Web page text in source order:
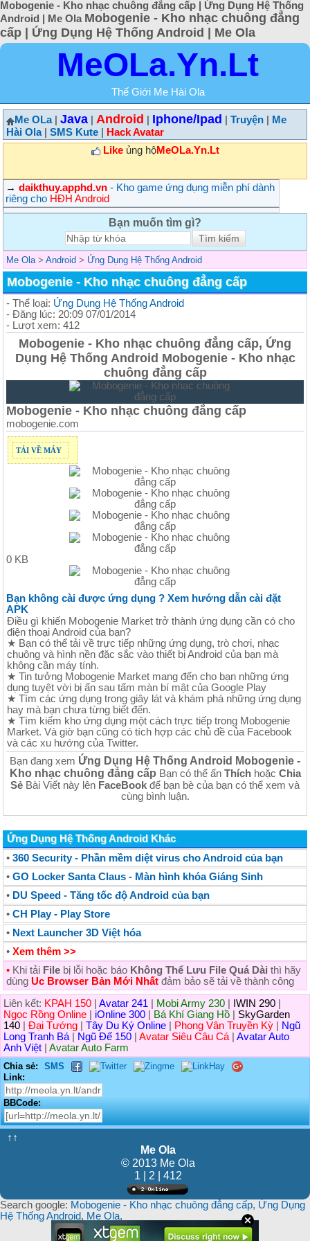
Mobogenie - Kho nhạc chuông đẳng cấp | Ứng Dụng Hệ Thống
Android | Me Ola Mobogenie - Kho nhạc chuông đẳng
cấp | Ứng Dụng Hệ Thống Android | Me Ola
MeOLa.Yn.Lt
Thế Giới Me Hài Ola
Me OLa| Java Android Iphone/Ipad Truyện
Me
Hài Ola| SMS Kute
Hack Avatar
Likeủng hộMeOLa.Yn.Lt
→ daikthuy.apphd.vn - Kho game ứng dụng miễn phí dành
riêng cho HĐH Android
Bạn muốn tìm gì?
Me Ola > Android > Ứng Dụng Hệ Thống Android
Mobogenie - Kho nhạc chuông đẳng cấp
- Thể loại: Ứng Dụng Hệ Thống Android
- Đăng lúc: 20:09 07/01/2014
- Lượt xem: 412
Mobogenie - Kho nhạc chuông đẳng cấp, Ứng
Dụng Hệ Thống Android Mobogenie - Kho nhạc
chuông đẳng cấp
Mobogenie - Kho nhạc chuông đẳng cấp
mobogenie.com
TẢI VỀ MÁY
0 KB
Bạn không cài được ứng dụng ? Xem hướng dẫn cài đặt
APK
Điều gì khiến Mobogenie Market trở thành ứng dụng cần có cho
điện thoại Android của bạn?
★ Bạn có thể tải về trực tiếp những ứng dụng, trò chơi, nhạc
chuông và hình nền đặc sắc vào thiết bị Android của bạn mà
không cần máy tính.
★ Tin tưởng Mobogenie Market mang đến cho bạn những ứng
dụng tuyệt vời bị ẩn sau tấm màn bí mật của Google Play
★ Tìm các ứng dụng trong giây lát và khám phá những ứng dụng
hay mà bạn chưa từng biết đến.
★ Tìm kiếm kho ứng dụng một cách trực tiếp trong Mobogenie
Market. Và giờ bạn cũng có tích hợp các chủ đề của Facebook
và các xu hướng của Twitter.
Bạn đang xem Ứng Dụng Hệ Thống Android Mobogenie -
Kho nhạc chuông đẳng cấp Bạn có thể ấn Thíchhoặc Chia
Sẻ Bài Viết này lên FaceBook để bạn bè của bạn có thể xem và
cùng bình luận.
Ứng Dụng Hệ Thống Android Khác
• 360 Security - Phần mềm diệt virus cho Android của bạn
• GO Locker Santa Claus - Màn hình khóa Giáng Sinh
• DU Speed - Tăng tốc độ Android của bạn
• CH Play - Play Store
• Next Launcher 3D Việt hóa
• Xem thêm >>
• Khi tải File bị lỗi hoặc báo Không Thể Lưu File Quá Dài thì hãy
dùng Uc Browser Bản Mới Nhất đảm bảo sẽ tải về thành công
Liên kết: KPAH 150 Avatar 241 Mobi Army 230 IWIN 290
Ngọc Rồng Online
iOnline 300 Bá Khí Giang Hồ
SkyGarden
140
Đại Tướng Tây Du Ký Online Phong Vân Truyền Kỳ
Ngũ
Long Tranh Bá
Ngũ Đế 150 Avatar Siêu Câu Cá
Avatar Auto
Anh Việt
Avatar Auto Farm
Chia sẻ:
SMS
Link:
BBCode:
↑↑
Me Ola
© 2013 Me Ola
1 | 2 | 412
Search google: Mobogenie - Kho nhạc chuông đẳng cấp, Ứng Dụng
Hệ Thống Android, Me Ola,